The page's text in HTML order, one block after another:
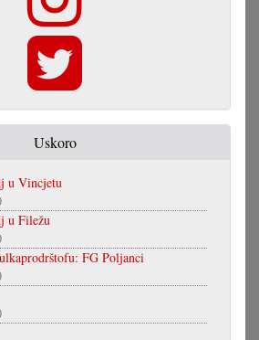
Uskoro
u Vincjetu
u Filežu
FG Poljanci